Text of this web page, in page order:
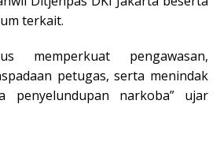
terkait.
memperkuat pengawasan,
petugas, serta menindak
penyelundupan narkoba” ujar